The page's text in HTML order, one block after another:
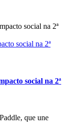
social na 2ª
social na 2ª